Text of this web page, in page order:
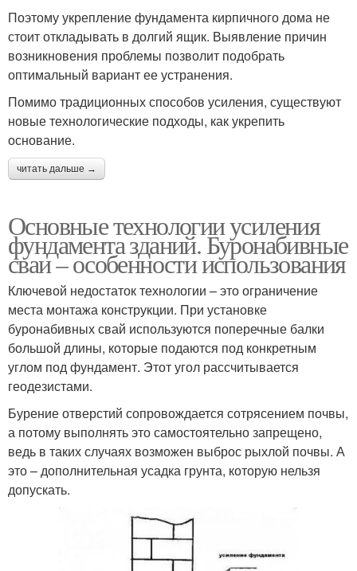
Поэтому укрепление фундамента кирпичного дома не
стоит откладывать в долгий ящик. Выявление причин
возникновения проблемы позволит подобрать
оптимальный вариант ее устранения.
Помимо традиционных способов усиления, существуют
новые технологические подходы, как укрепить
основание.
читать дальше →
Основные технологии усиления
фундамента зданий. Буронабивные
сваи – особенности использования
Ключевой недостаток технологии – это ограничение
места монтажа конструкции. При установке
буронабивных свай используются поперечные балки
большой длины, которые подаются под конкретным
углом под фундамент. Этот угол рассчитывается
геодезистами.
Бурение отверстий сопровождается сотрясением почвы,
а потому выполнять это самостоятельно запрещено,
ведь в таких случаях возможен выброс рыхлой почвы. А
это – дополнительная усадка грунта, которую нельзя
допускать.